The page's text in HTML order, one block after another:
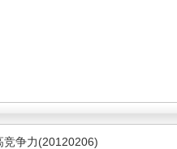
竞争力(20120206)